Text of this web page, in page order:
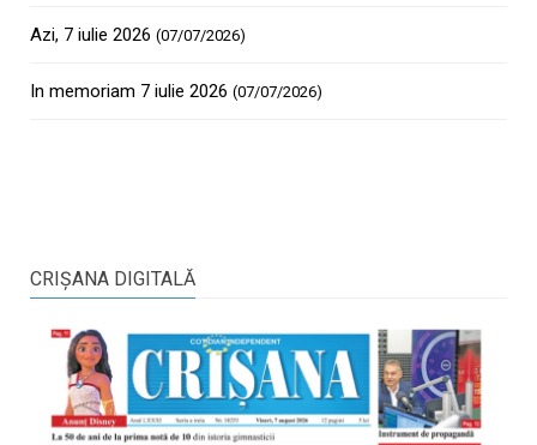
Azi, 7 iulie 2026 (07/07/2026)
In memoriam 7 iulie 2026 (07/07/2026)
CRIŞANA DIGITALĂ